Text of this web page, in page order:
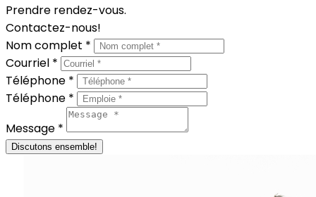
Prendre rendez-vous.
Contactez-nous!
Nom complet *
Courriel *
Téléphone *
Téléphone *
Message *
Discutons ensemble!